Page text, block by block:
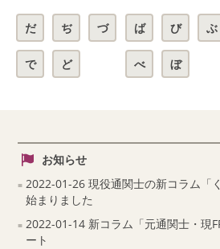
だ ぢ づ
で ど
ば び ぶ
べ ぼ
お知らせ
2022-01-26 現役通関士の新コラム「
始まりました
2022-01-14 新コラム「元通関士・現
ート